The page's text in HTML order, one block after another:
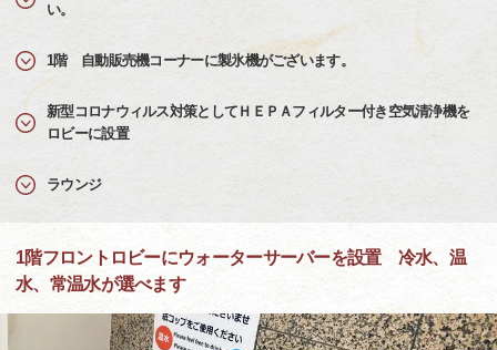
い。
1階 自動販売機コーナーに製氷機がございます。
新型コロナウィルス対策としてＨＥＰＡフィルター付き空気清浄機を
ロビーに設置
ラウンジ
1階フロントロビーにウォーターサーバーを設置 冷水、温
水、常温水が選べます